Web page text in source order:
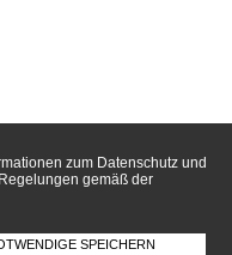
zum Datenschutz und
gemäß der
SPEICHERN